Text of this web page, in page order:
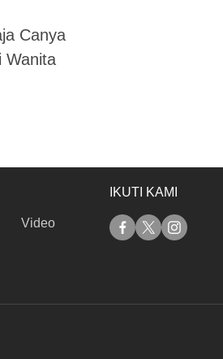
Canya
Wanita
Video
IKUTI KAMI